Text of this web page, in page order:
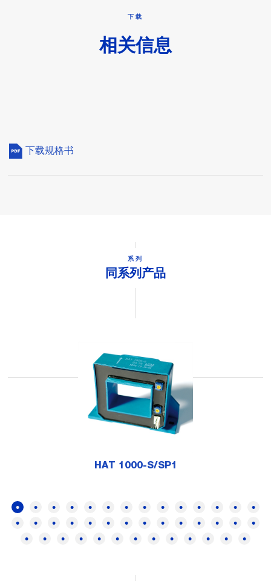
下载
相关信息
下载规格书
系列
同系列产品
HAT 1000-S/SP1